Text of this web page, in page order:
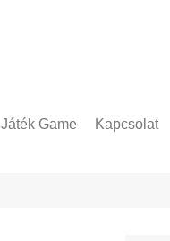
Játék Game Kapcsolat